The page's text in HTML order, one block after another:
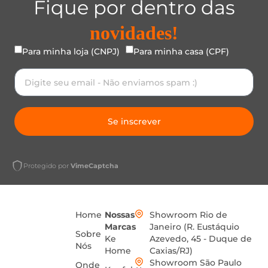
Fique por dentro das
novidades!
Para minha loja (CNPJ) Para minha casa (CPF)
Se inscrever
Protegido por VimeCaptcha
Home
Sobre
Nós
Onde
Nossas
Marcas
Ke
Home
Showroom Rio de
Janeiro (R. Eustáquio
Azevedo, 45 - Duque de
Caxias/RJ)
Showroom São Paulo